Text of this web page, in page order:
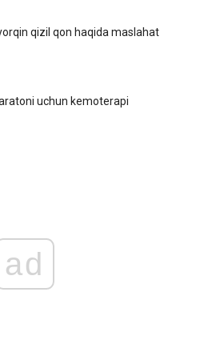
qizil qon haqida maslahat
uchun kemoterapi
ad